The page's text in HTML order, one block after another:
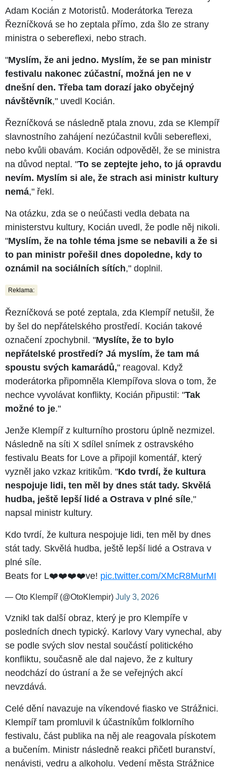
Adam Kocián z Motoristů. Moderátorka Tereza
Řezníčková se ho zeptala přímo, zda šlo ze strany
ministra o sebereflexi, nebo strach.
"Myslím, že ani jedno. Myslím, že se pan ministr
festivalu nakonec zúčastní, možná jen ne v
dnešní den. Třeba tam dorazí jako obyčejný
návštěvník," uvedl Kocián.
Řezníčková se následně ptala znovu, zda se Klempíř
slavnostního zahájení nezúčastnil kvůli sebereflexi,
nebo kvůli obavám. Kocián odpověděl, že se ministra
na důvod neptal. "To se zeptejte jeho, to já opravdu
nevím. Myslím si ale, že strach asi ministr kultury
nemá," řekl.
Na otázku, zda se o neúčasti vedla debata na
ministerstvu kultury, Kocián uvedl, že podle něj nikoli.
"Myslím, že na tohle téma jsme se nebavili a že si
to pan ministr pořešil dnes dopoledne, kdy to
oznámil na sociálních sítích," doplnil.
Reklama:
Řezníčková se poté zeptala, zda Klempíř netušil, že
by šel do nepřátelského prostředí. Kocián takové
označení zpochybnil. "Myslíte, že to bylo
nepřátelské prostředí? Já myslím, že tam má
spoustu svých kamarádů," reagoval. Když
moderátorka připomněla Klempířova slova o tom, že
nechce vyvolávat konflikty, Kocián připustil: "Tak
možné to je."
Jenže Klempíř z kulturního prostoru úplně nezmizel.
Následně na síti X sdílel snímek z ostravského
festivalu Beats for Love a připojil komentář, který
vyzněl jako vzkaz kritikům. "Kdo tvrdí, že kultura
nespojuje lidi, ten měl by dnes stát tady. Skvělá
hudba, ještě lepší lidé a Ostrava v plné síle,"
napsal ministr kultury.
Kdo tvrdí, že kultura nespojuje lidi, ten měl by dnes
stát tady. Skvělá hudba, ještě lepší lidé a Ostrava v
plné síle.
Beats for L❤️❤️❤️❤️ve! pic.twitter.com/XMcR8MurMI
— Oto Klempíř (@OtoKlempir) July 3, 2026
Vznikl tak další obraz, který je pro Klempíře v
posledních dnech typický. Karlovy Vary vynechal, aby
se podle svých slov nestal součástí politického
konfliktu, současně ale dal najevo, že z kultury
neodchází do ústraní a že se veřejných akcí
nevzdává.
Celé dění navazuje na víkendové fiasko ve Strážnici.
Klempíř tam promluvil k účastníkům folklorního
festivalu, část publika na něj ale reagovala pískotem
a bučením. Ministr následně reakci přičetl buranství,
nenávisti, vedru a alkoholu. Vedení města Strážnice